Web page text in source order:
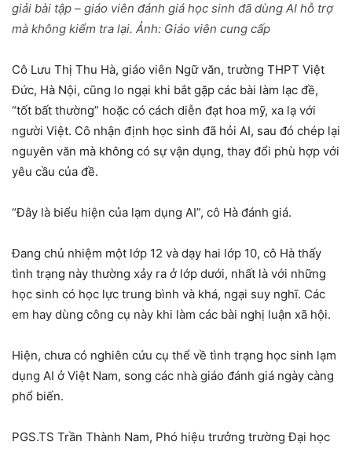
giải bài tập – giáo viên đánh giá học sinh đã dùng AI hỗ trợ
mà không kiểm tra lại. Ảnh: Giáo viên cung cấp
Cô Lưu Thị Thu Hà, giáo viên Ngữ văn, trường THPT Việt
Đức, Hà Nội, cũng lo ngại khi bắt gặp các bài làm lạc đề,
“tốt bất thường” hoặc có cách diễn đạt hoa mỹ, xa lạ với
người Việt. Cô nhận định học sinh đã hỏi AI, sau đó chép lại
nguyên văn mà không có sự vận dụng, thay đổi phù hợp với
yêu cầu của đề.
“Đây là biểu hiện của lạm dụng AI”, cô Hà đánh giá.
Đang chủ nhiệm một lớp 12 và dạy hai lớp 10, cô Hà thấy
tình trạng này thường xảy ra ở lớp dưới, nhất là với những
học sinh có học lực trung bình và khá, ngại suy nghĩ. Các
em hay dùng công cụ này khi làm các bài nghị luận xã hội.
Hiện, chưa có nghiên cứu cụ thể về tình trạng học sinh lạm
dụng AI ở Việt Nam, song các nhà giáo đánh giá ngày càng
phổ biến.
PGS.TS Trần Thành Nam, Phó hiệu trưởng trường Đại học